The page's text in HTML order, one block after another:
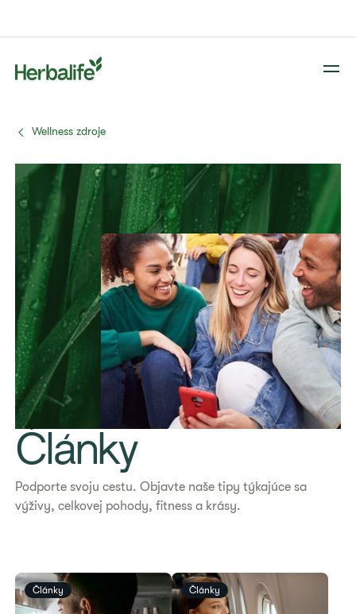
Wellness zdroje
Články
Podporte svoju cestu. Objavte naše tipy týkajúce sa
výživy, celkovej pohody, fitness a krásy.
Články Články